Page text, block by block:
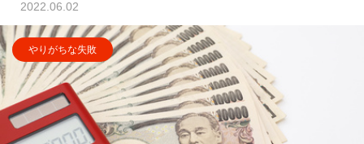
2022.06.02
やりがちな失敗